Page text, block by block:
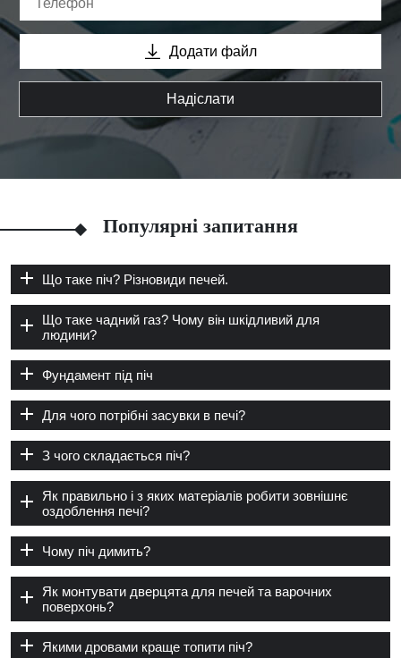
Додати файл
Надіслати
Популярні запитання
Що таке піч? Різновиди печей.
Що таке чадний газ? Чому він шкідливий для
людини?
Фундамент під піч
Для чого потрібні засувки в печі?
З чого складається піч?
Як правильно і з яких матеріалів робити зовнішнє
оздоблення печі?
Чому піч димить?
Як монтувати дверцята для печей та варочних
поверхонь?
Якими дровами краще топити піч?